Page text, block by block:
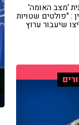
'מצב האומה'
: "פולטים שטויות
שיעבור ערוץ